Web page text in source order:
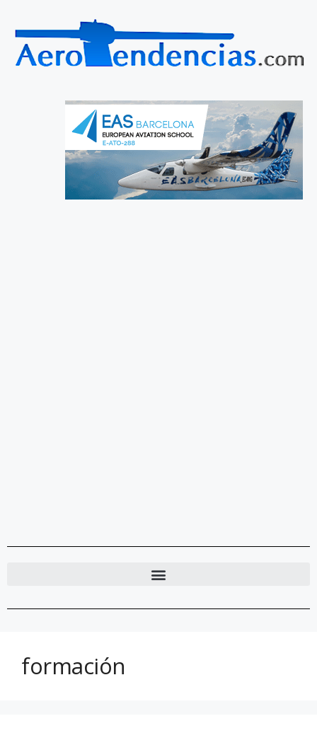
formación